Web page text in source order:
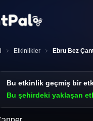
Etkinlikler Ebru Bez
Bu etkinlik geçmiş bir
Bu şehirdeki yaklaşan